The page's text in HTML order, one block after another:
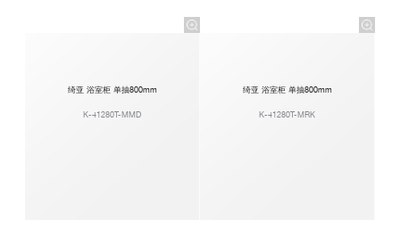
绮亚 浴室柜 单抽800mm
K-41280T-MMD
绮亚 浴室柜 单抽800mm
K-41280T-MRK